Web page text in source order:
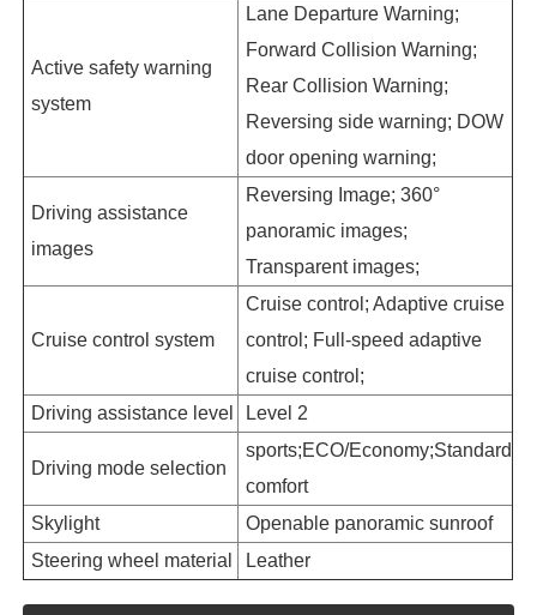
Active safety warning
system
Lane Departure Warning;
Forward Collision Warning;
Rear Collision Warning;
Reversing side warning; DOW
door opening warning;
Driving assistance
images
Reversing Image; 360°
panoramic images;
Transparent images;
Cruise control system
Cruise control; Adaptive cruise
control; Full-speed adaptive
cruise control;
Driving assistance level
Level 2
Driving mode selection
sports;ECO/Economy;Standard
comfort
Skylight
Openable panoramic sunroof
Steering wheel material
Leather